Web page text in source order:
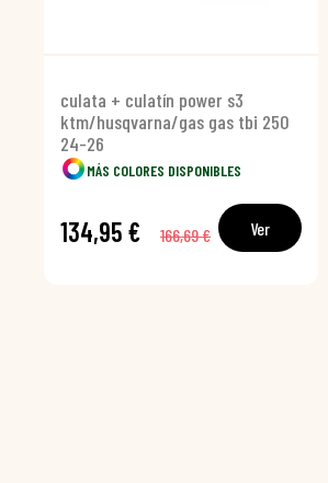
culata + culatín power s3
ktm/husqvarna/gas gas tbi 250
24-26
MÁS COLORES DISPONIBLES
134,95 € 166,69 € Ver